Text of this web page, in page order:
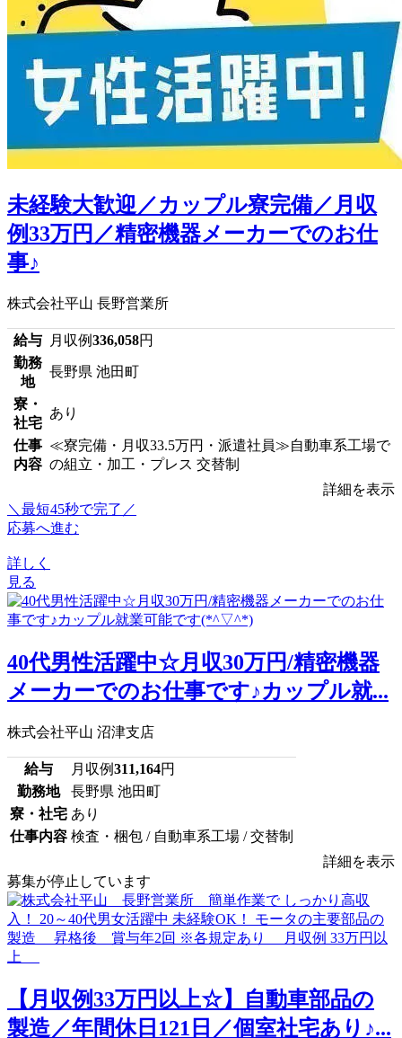
未経験大歓迎／カップル寮完備／月収
例33万円／精密機器メーカーでのお仕
事♪
株式会社平山 長野営業所
給与 月収例336,058円
勤務
地
長野県 池田町
寮・
社宅
あり
仕事
内容
≪寮完備・月収33.5万円・派遣社員≫自動車系工場で
の組立・加工・プレス 交替制
詳細を表示
＼最短45秒で完了／
応募へ進む
詳しく
見る
40代男性活躍中☆月収30万円/精密機器
メーカーでのお仕事です♪カップル就...
株式会社平山 沼津支店
給与 月収例311,164円
勤務地
長野県 池田町
寮・社宅 あり
仕事内容 検査・梱包 / 自動車系工場 / 交替制
詳細を表示
募集が停止しています
【月収例33万円以上☆】自動車部品の
製造／年間休日121日／個室社宅あり♪...